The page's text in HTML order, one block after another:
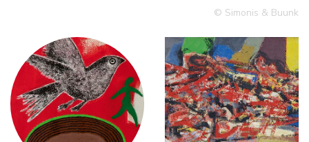
© Simonis & Buunk